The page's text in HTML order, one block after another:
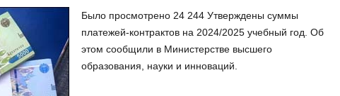
Было просмотрено 24 244 Утверждены суммы
платежей-контрактов на 2024/2025 учебный год. Об
этом сообщили в Министерстве высшего
образования, науки и инноваций.